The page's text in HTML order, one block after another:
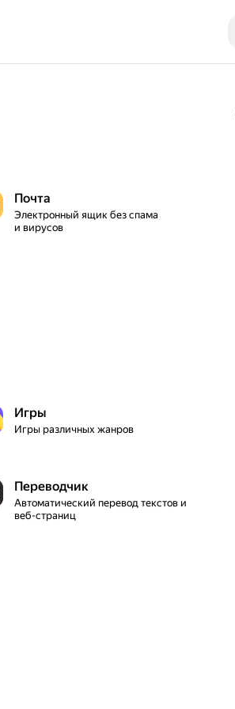
Почта
Электронный ящик без спама
и вирусов
Игры
Игры различных жанров
Переводчик
Автоматический перевод текстов и
веб-страниц